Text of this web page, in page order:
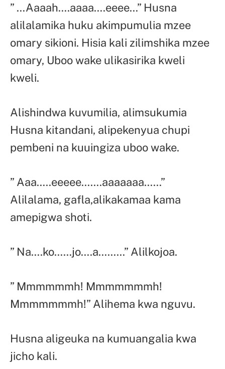
” …Aaaah….aaaa….eeee…” Husna
alilalamika huku akimpumulia mzee
omary sikioni. Hisia kali zilimshika mzee
omary, Uboo wake ulikasirika kweli
kweli.
Alishindwa kuvumilia, alimsukumia
Husna kitandani, alipekenyua chupi
pembeni na kuuingiza uboo wake.
” Aaa…..eeeee…….aaaaaaa……”
Alilalama, gafla,alikakamaa kama
amepigwa shoti.
” Na….ko……jo….a………” Alilkojoa.
” Mmmmmmh! Mmmmmmmh!
Mmmmmmmh!” Alihema kwa nguvu.
Husna aligeuka na kumuangalia kwa
jicho kali.